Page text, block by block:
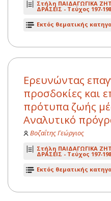
Στήλη ΠΑΙΔΑΓΩΓΙΚΑ
ΔΡΑΣΕΙΣ - Τεύχος 197-198
Εκτός θεματικής
Ερευνώντας
προσδοκίες και
πρότυπα ζωής
Αναλυτικό
Βοζαΐτης Γεώργιος
Στήλη ΠΑΙΔΑΓΩΓΙΚΑ
ΔΡΑΣΕΙΣ - Τεύχος 197-198
Εκτός θεματικής